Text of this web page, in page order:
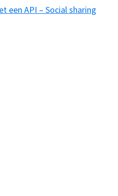
een API – Social sharing